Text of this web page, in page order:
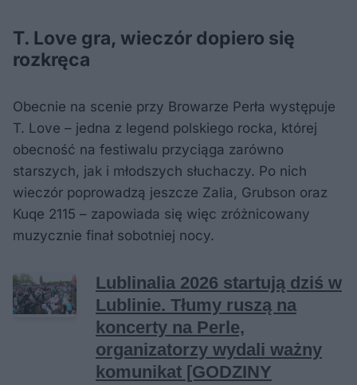
T. Love gra, wieczór dopiero się
rozkręca
Obecnie na scenie przy Browarze Perła występuje
T. Love – jedna z legend polskiego rocka, której
obecność na festiwalu przyciąga zarówno
starszych, jak i młodszych słuchaczy. Po nich
wieczór poprowadzą jeszcze Zalia, Grubson oraz
Kuqe 2115 – zapowiada się więc zróżnicowany
muzycznie finał sobotniej nocy.